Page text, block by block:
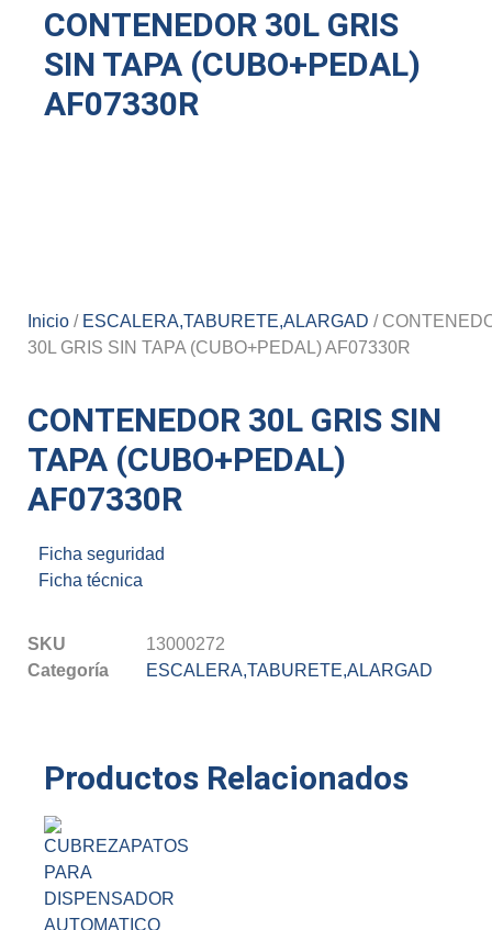
CONTENEDOR 30L GRIS
SIN TAPA (CUBO+PEDAL)
AF07330R
Inicio / ESCALERA,TABURETE,ALARGAD /
30L GRIS SIN TAPA (CUBO+PEDAL) AF07330R
CONTENEDOR 30L GRIS SIN
TAPA (CUBO+PEDAL)
AF07330R
Ficha seguridad
Ficha técnica
SKU
13000272
Categoría
ESCALERA,TABURETE,ALARGAD
Productos Relacionados